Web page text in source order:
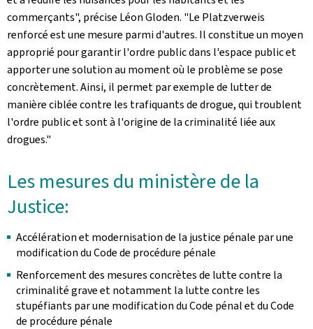
commerçants", précise Léon Gloden. "Le Platzverweis
renforcé est une mesure parmi d'autres. Il constitue un moyen
approprié pour garantir l'ordre public dans l'espace public et
apporter une solution au moment où le problème se pose
concrètement. Ainsi, il permet par exemple de lutter de
manière ciblée contre les trafiquants de drogue, qui troublent
l'ordre public et sont à l'origine de la criminalité liée aux
drogues."
Les mesures du ministère de la
Justice:
Accélération et modernisation de la justice pénale par une
modification du Code de procédure pénale
Renforcement des mesures concrètes de lutte contre la
criminalité grave et notamment la lutte contre les
stupéfiants par une modification du Code pénal et du Code
de procédure pénale